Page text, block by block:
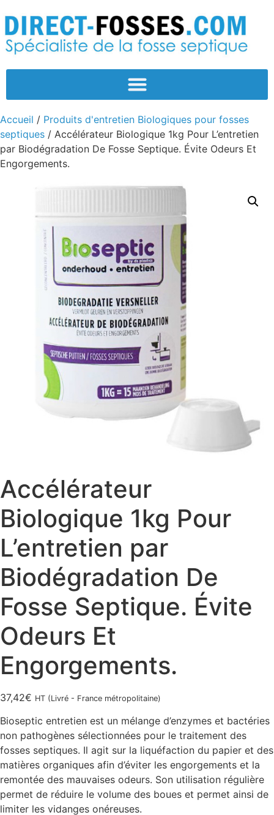
Accueil / Produits d'entretien Biologiques pour fosses
septiques / Accélérateur Biologique 1kg Pour L’entretien
par Biodégradation De Fosse Septique. Évite Odeurs Et
Engorgements.
Accélérateur
Biologique 1kg Pour
L’entretien par
Biodégradation De
Fosse Septique. Évite
Odeurs Et
Engorgements.
37,42€ HT (Livré - France métropolitaine)
Bioseptic entretien est un mélange d’enzymes et bactéries
non pathogènes sélectionnées pour le traitement des
fosses septiques. Il agit sur la liquéfaction du papier et des
matières organiques afin d’éviter les engorgements et la
remontée des mauvaises odeurs. Son utilisation régulière
permet de réduire le volume des boues et permet ainsi de
limiter les vidanges onéreuses.